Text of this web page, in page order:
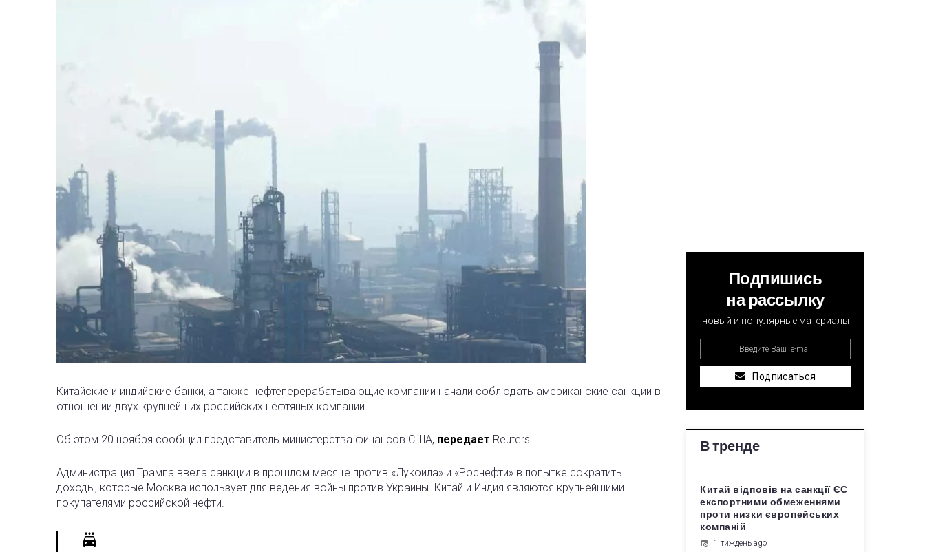
Китайские и индийские банки, а также нефтеперерабатывающие компании начали соблюдать американские санкции в
отношении двух крупнейших российских нефтяных компаний.
Об этом 20 ноября сообщил представитель министерства финансов США, передает Reuters.
Администрация Трампа ввела санкции в прошлом месяце против «Лукойла» и «Роснефти» в попытке сократить
доходы, которые Москва использует для ведения войны против Украины. Китай и Индия являются крупнейшими
покупателями российской нефти.
Подпишись
на рассылку
новый и популярные материалы
Подписаться
В тренде
Китай відповів на санкції ЄС
експортними обмеженнями
проти низки європейських
компаній
1 тиждень ago